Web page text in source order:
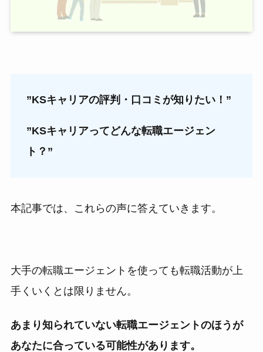
”KSキャリアの評判・口コミが知りたい！”
”KSキャリアってどんな転職エージェン
ト？”
本記事では、これらの声に答えていきます。
大手の転職エージェントを使っても転職活動が上
手くいくとは限りません。
あまり知られていない転職エージェントのほうが
あなたに合っている可能性があります。